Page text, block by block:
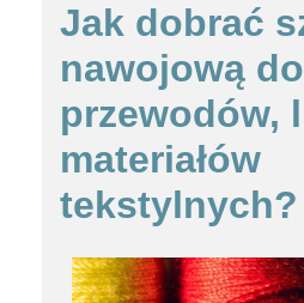
Jak dobrać
nawojową do
przewodów,
materiałów
tekstylnych?